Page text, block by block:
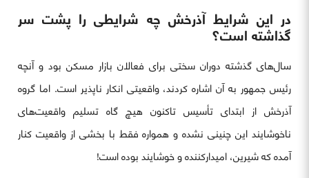
در این شرایط آذرخش چه شرایطی را پشت سر
گذاشته است؟
سال‌های گذشته دوران سختی برای فعالان بازار مسکن بود و آنچه
رئیس جمهور به آن اشاره کردند، واقعیتی انکار ناپذیر است. اما گروه
آذرخش از ابتدای تأسیس تاکنون هیچ گاه تسلیم واقعیت‌های
ناخوشایند این چنینی نشده و همواره فقط با بخشی از واقعیت کنار
آمده که شیرین، امیدارکننده و خوشایند بوده است!